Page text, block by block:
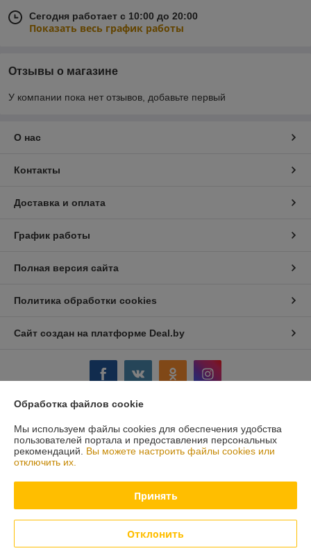
Сегодня работает с 10:00 до 20:00
Показать весь график работы
Отзывы о магазине
У компании пока нет отзывов, добавьте первый
О нас
Контакты
Доставка и оплата
График работы
Полная версия сайта
Политика обработки cookies
Сайт создан на платформе Deal.by
Информация для покупателя
Юридическое лицо:Стромикс-М, ЧПТУП
г.Минск, ул. Н.Орды, 23,311
Регистрационный номер ЕГР: 191515547
Регистрационный орган: Мингорисполком
Дата регистрации компании: 05.03.2012
Обработка файлов cookie
Мы используем файлы cookies для обеспечения удобства
пользователей портала и предоставления персональных
рекомендаций. Вы можете настроить файлы cookies или
отключить их.
Принять
Отклонить